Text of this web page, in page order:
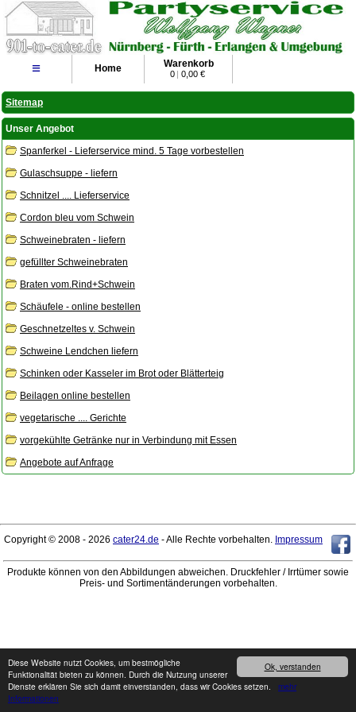
Ok, verstanden
Diese Website nutzt Cookies, um bestmögliche
Funktionalität bieten zu können. Durch die Nutzung unserer
Dienste erklären Sie sich damit einverstanden, dass wir Cookies setzen. mehr
Informationen
≡ Home Warenkorb
0 | 0,00 €
Sitemap
Unser Angebot
Spanferkel - Lieferservice mind. 5 Tage vorbestellen
Gulaschsuppe - liefern
Schnitzel .... Lieferservice
Cordon bleu vom Schwein
Schweinebraten - liefern
gefüllter Schweinebraten
Braten vom.Rind+Schwein
Schäufele - online bestellen
Geschnetzeltes v. Schwein
Schweine Lendchen liefern
Schinken oder Kasseler im Brot oder Blätterteig
Beilagen online bestellen
vegetarische .... Gerichte
vorgekühlte Getränke nur in Verbindung mit Essen
Angebote auf Anfrage
Copyright © 2008 - 2026 cater24.de - Alle Rechte vorbehalten. Impressum
Produkte können von den Abbildungen abweichen. Druckfehler / Irrtümer sowie
Preis- und Sortimentänderungen vorbehalten.